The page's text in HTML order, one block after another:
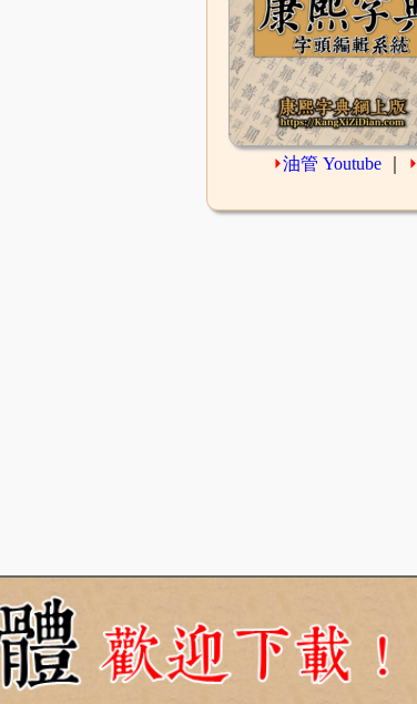
⏵油管 Youtube ⏵